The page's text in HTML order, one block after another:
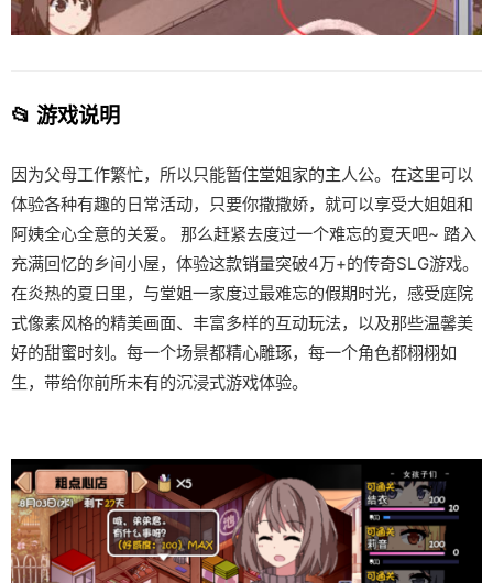
📂 游戏说明
因为父母工作繁忙，所以只能暂住堂姐家的主人公。在这里可以
体验各种有趣的日常活动，只要你撒撒娇，就可以享受大姐姐和
阿姨全心全意的关爱。 那么赶紧去度过一个难忘的夏天吧~ 踏入
充满回忆的乡间小屋，体验这款销量突破4万+的传奇SLG游戏。
在炎热的夏日里，与堂姐一家度过最难忘的假期时光，感受庭院
式像素风格的精美画面、丰富多样的互动玩法，以及那些温馨美
好的甜蜜时刻。每一个场景都精心雕琢，每一个角色都栩栩如
生，带给你前所未有的沉浸式游戏体验。